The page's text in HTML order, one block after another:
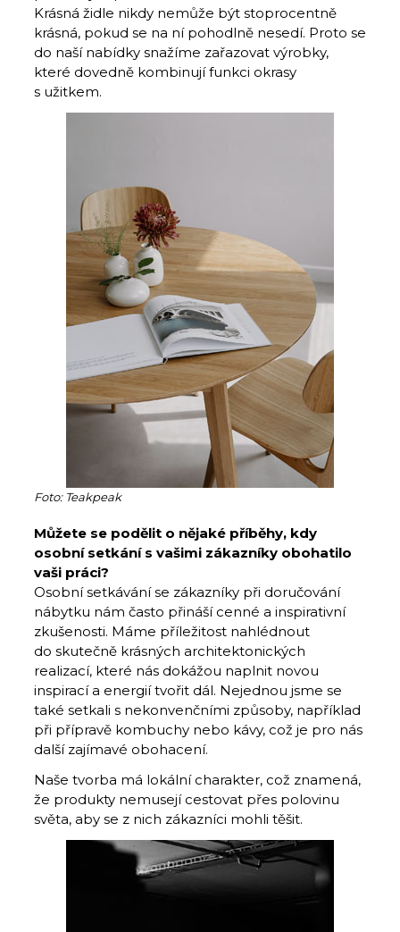
Krásná židle nikdy nemůže být stoprocentně
krásná, pokud se na ní pohodlně nesedí. Proto se
do naší nabídky snažíme zařazovat výrobky,
které dovedně kombinují funkci okrasy
s užitkem.
Foto: Teakpeak
Můžete se podělit o nějaké příběhy, kdy
osobní setkání s vašimi zákazníky obohatilo
vaši práci?
Osobní setkávání se zákazníky při doručování
nábytku nám často přináší cenné a inspirativní
zkušenosti. Máme příležitost nahlédnout
do skutečně krásných architektonických
realizací, které nás dokážou naplnit novou
inspirací a energií tvořit dál. Nejednou jsme se
také setkali s nekonvenčními způsoby, například
při přípravě kombuchy nebo kávy, což je pro nás
další zajímavé obohacení.
Naše tvorba má lokální charakter, což znamená,
že produkty nemusejí cestovat přes polovinu
světa, aby se z nich zákazníci mohli těšit.